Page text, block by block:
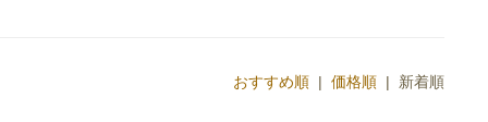
おすすめ順 |価格順 | 新着順